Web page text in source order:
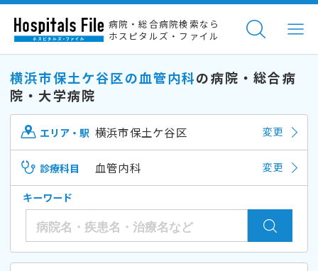
病院・総合病院検索なら
ホスピタルズ・ファイル
横浜市保土ケ谷区の血管内科の病院・総合病
院・大学病院
エリア・駅 横浜市保土ケ谷区 変更
診療科目 血管内科 変更
キーワード